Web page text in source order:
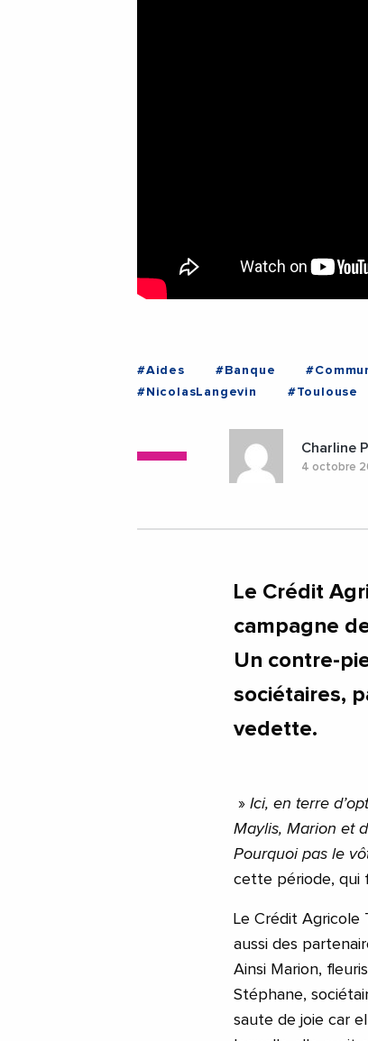
#Aides #Banque
#NicolasLangevin
#Toulouse
Charline
4 octobre
Le Crédit
campagne
Un contre-
sociétaires,
vedette.
» Ici, en terre
Maylis, Marion et
Pourquoi pas le
cette période, qui
Le Crédit Agricole
aussi des
Ainsi Marion,
Stéphane,
saute de joie car